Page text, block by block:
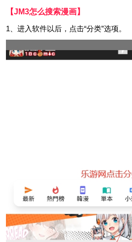
【JM3怎么搜索漫画】
1、进入软件以后，点击“分类”选项。